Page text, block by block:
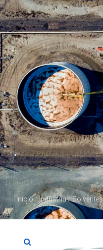
Início/ Indústria/Solventes